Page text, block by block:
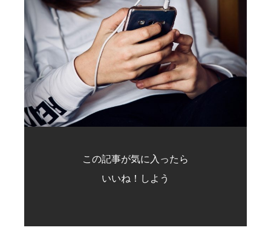
この記事が気に入ったら
いいね！しよう